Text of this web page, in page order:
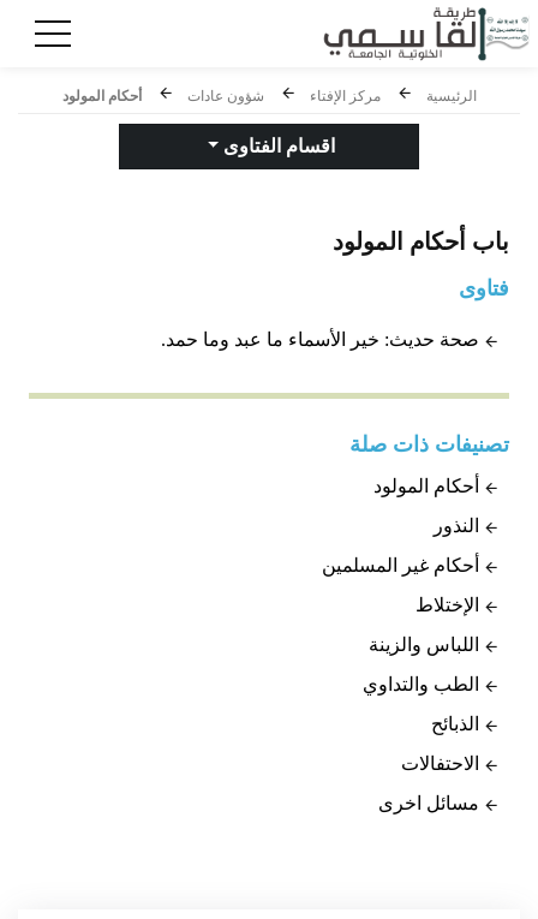
الرئيسية مركز الإفتاء شؤون عادات أحكام المولود
اقسام الفتاوى
باب أحكام المولود
فتاوى
صحة حديث: خير الأسماء ما عبد وما حمد.
تصنيفات ذات صلة
أحكام المولود
النذور
أحكام غير المسلمين
الإختلاط
اللباس والزينة
الطب والتداوي
الذبائح
الاحتفالات
مسائل اخرى